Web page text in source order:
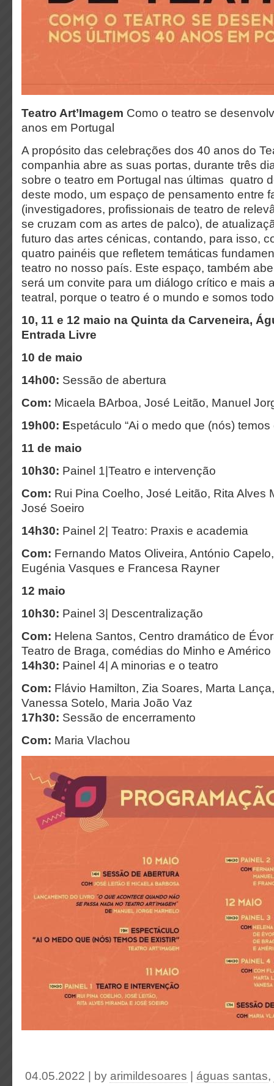
Teatro Art’Imagem Como o teatro se
anos em Portugal
A propósito das celebrações dos 40 anos do
companhia abre as suas portas, durante três
sobre o teatro em Portugal nas últimas quatro
deste modo, um espaço de pensamento entre
(investigadores, profissionais de teatro de
se cruzam com as artes de palco), de
futuro das artes cénicas, contando, para isso,
quatro painéis que refletem temáticas
teatro no nosso país. Este espaço, também
será um convite para um diálogo crítico e mais
teatral, porque o teatro é o mundo e somos
10, 11 e 12 maio na Quinta da Carveneira,
Entrada Livre
10 de maio
14h00: Sessão de abertura
Com: Micaela BArboa, José Leitão, Manuel
19h00: Espetáculo “Ai o medo que (nós) temos
11 de maio
10h30: Painel 1|Teatro e intervenção
Com: Rui Pina Coelho, José Leitão, Rita Alves
José Soeiro
14h30: Painel 2| Teatro: Praxis e academia
Com: Fernando Matos Oliveira, António
Eugénia Vasques e Francesa Rayner
12 maio
10h30: Painel 3| Descentralização
Com: Helena Santos, Centro dramático de
Teatro de Braga, comédias do Minho e
14h30: Painel 4| A minorias e o teatro
Com: Flávio Hamilton, Zia Soares, Marta
Vanessa Sotelo, Maria João Vaz
17h30: Sessão de encerramento
Com: Maria Vlachou
04.05.2022 | by arimildesoares águas santas,